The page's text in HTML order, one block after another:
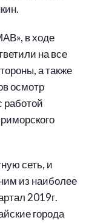
в ходе
на все
а также
осмотр
работой
сеть, и
из наиболее
2019г.
города